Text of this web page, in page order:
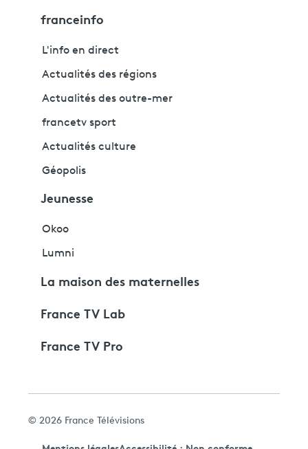
franceinfo
L'info en direct
Actualités des régions
Actualités des outre-mer
francetv sport
Actualités culture
Géopolis
Jeunesse
Okoo
Lumni
La maison des maternelles
France TV Lab
France TV Pro
© 2026 France Télévisions